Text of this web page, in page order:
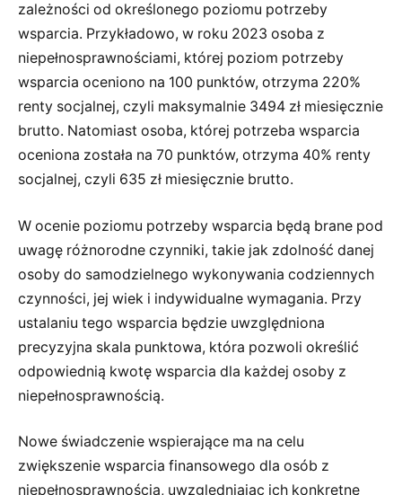
zależności od określonego poziomu potrzeby
wsparcia. Przykładowo, w roku 2023 osoba z
niepełnosprawnościami, której poziom potrzeby
wsparcia oceniono na 100 punktów, otrzyma 220%
renty socjalnej, czyli maksymalnie 3494 zł miesięcznie
brutto. Natomiast osoba, której potrzeba wsparcia
oceniona została na 70 punktów, otrzyma 40% renty
socjalnej, czyli 635 zł miesięcznie brutto.
W ocenie poziomu potrzeby wsparcia będą brane pod
uwagę różnorodne czynniki, takie jak zdolność danej
osoby do samodzielnego wykonywania codziennych
czynności, jej wiek i indywidualne wymagania. Przy
ustalaniu tego wsparcia będzie uwzględniona
precyzyjna skala punktowa, która pozwoli określić
odpowiednią kwotę wsparcia dla każdej osoby z
niepełnosprawnością.
Nowe świadczenie wspierające ma na celu
zwiększenie wsparcia finansowego dla osób z
niepełnosprawnością, uwzględniając ich konkretne